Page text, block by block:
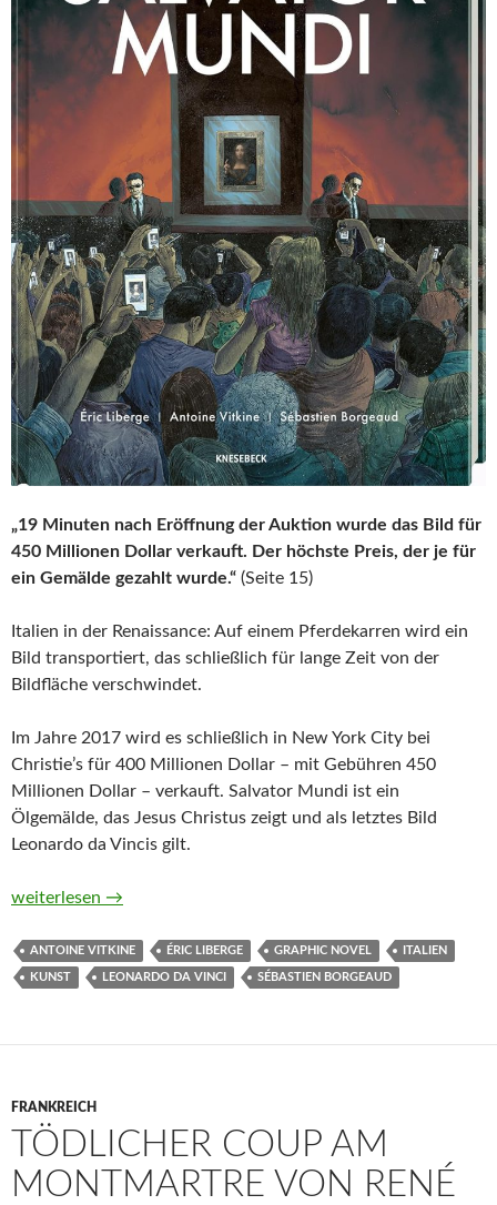
„19 Minuten nach Eröffnung der Auktion wurde das Bild für
450 Millionen Dollar verkauft. Der höchste Preis, der je für
ein Gemälde gezahlt wurde.“ (Seite 15)
Italien in der Renaissance: Auf einem Pferdekarren wird ein
Bild transportiert, das schließlich für lange Zeit von der
Bildfläche verschwindet.
Im Jahre 2017 wird es schließlich in New York City bei
Christie’s für 400 Millionen Dollar – mit Gebühren 450
Millionen Dollar – verkauft. Salvator Mundi ist ein
Ölgemälde, das Jesus Christus zeigt und als letztes Bild
Leonardo da Vincis gilt.
Salvator Mundi. Das teuerste Gemälde der Welt und das
weiterlesen →
ANTOINE VITKINE ÉRIC LIBERGE GRAPHIC NOVEL ITALIEN
KUNST LEONARDO DA VINCI SÉBASTIEN BORGEAUD
FRANKREICH
TÖDLICHER COUP AM
MONTMARTRE VON RENÉ